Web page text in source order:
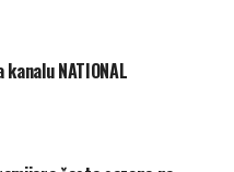
kanalu NATIONAL